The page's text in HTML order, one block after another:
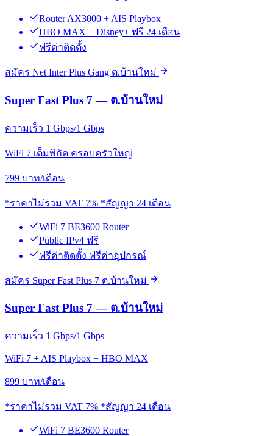
Router AX3000 + AIS Playbox
HBO MAX + Disney+ ฟรี 24 เดือน
ฟรีค่าติดตั้ง
สมัคร Net Inter Plus Gang ต.บ้านใหม่
Super Fast Plus 7 — ต.บ้านใหม่
ความเร็ว 1 Gbps/1 Gbps
WiFi 7 เต็มพิกัด ครอบครัวใหญ่
799 บาท/เดือน
*ราคาไม่รวม VAT 7% *สัญญา 24 เดือน
WiFi 7 BE3600 Router
Public IPv4 ฟรี
ฟรีค่าติดตั้ง ฟรีค่าอุปกรณ์
สมัคร Super Fast Plus 7 ต.บ้านใหม่
Super Fast Plus 7 — ต.บ้านใหม่
ความเร็ว 1 Gbps/1 Gbps
WiFi 7 + AIS Playbox + HBO MAX
899 บาท/เดือน
*ราคาไม่รวม VAT 7% *สัญญา 24 เดือน
WiFi 7 BE3600 Router